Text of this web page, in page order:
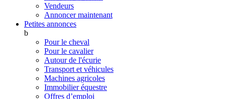
Vendeurs
Annoncer maintenant
Petites annonces
b
Pour le cheval
Pour le cavalier
Autour de l'écurie
Transport et véhicules
Machines agricoles
Immobilier équestre
Offres d’emploi